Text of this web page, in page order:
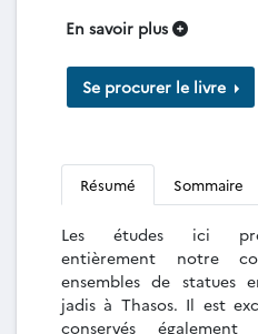
En savoir plus
Se procurer le livre
Résumé Sommaire
Les études ici
entièrement notre
ensembles de statues
jadis à Thasos. Il est
conservés